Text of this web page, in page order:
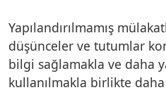
Yapılandırılmamış
düşünceler ve tutumlar
bilgi sağlamakla ve daha
kullanılmakla birlikte